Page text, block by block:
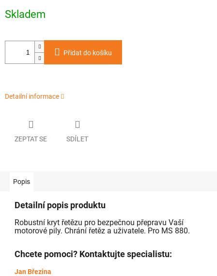
cena:
Skladem
Přidat do košíku
Detailní informace
ZEPTAT SE SDÍLET
Popis
Detailní popis produktu
Robustní kryt řetězu pro bezpečnou přepravu Vaší
motorové pily. Chrání řetěz a uživatele. Pro MS 880.
Chcete pomoci? Kontaktujte specialistu:
Jan Březina